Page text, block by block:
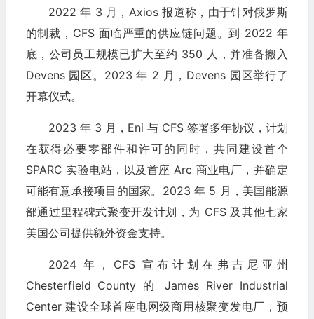
2022 年 3 月，Axios 报道称，由于针对俄罗斯
的制裁，CFS 面临严重的供应链问题。到 2022 年
底，公司员工规模已扩大至约 350 人，并准备搬入
Devens 园区。2023 年 2 月，Devens 园区举行了
开幕仪式。
2023 年 3 月，Eni 与 CFS 签署多年协议，计划
在获得必要零部件和许可的同时，共同建设首个
SPARC 实验电站，以及首座 Arc 商业电厂，并确定
可能有意承接项目的国家。2023 年 5 月，美国能源
部通过里程碑式聚变开发计划，为 CFS 及其他七家
美国公司提供额外资金支持。
2024 年，CFS 宣布计划在弗吉尼亚州
Chesterfield County 的 James River Industrial
Center 建设全球首座电网级商用核聚变发电厂，预